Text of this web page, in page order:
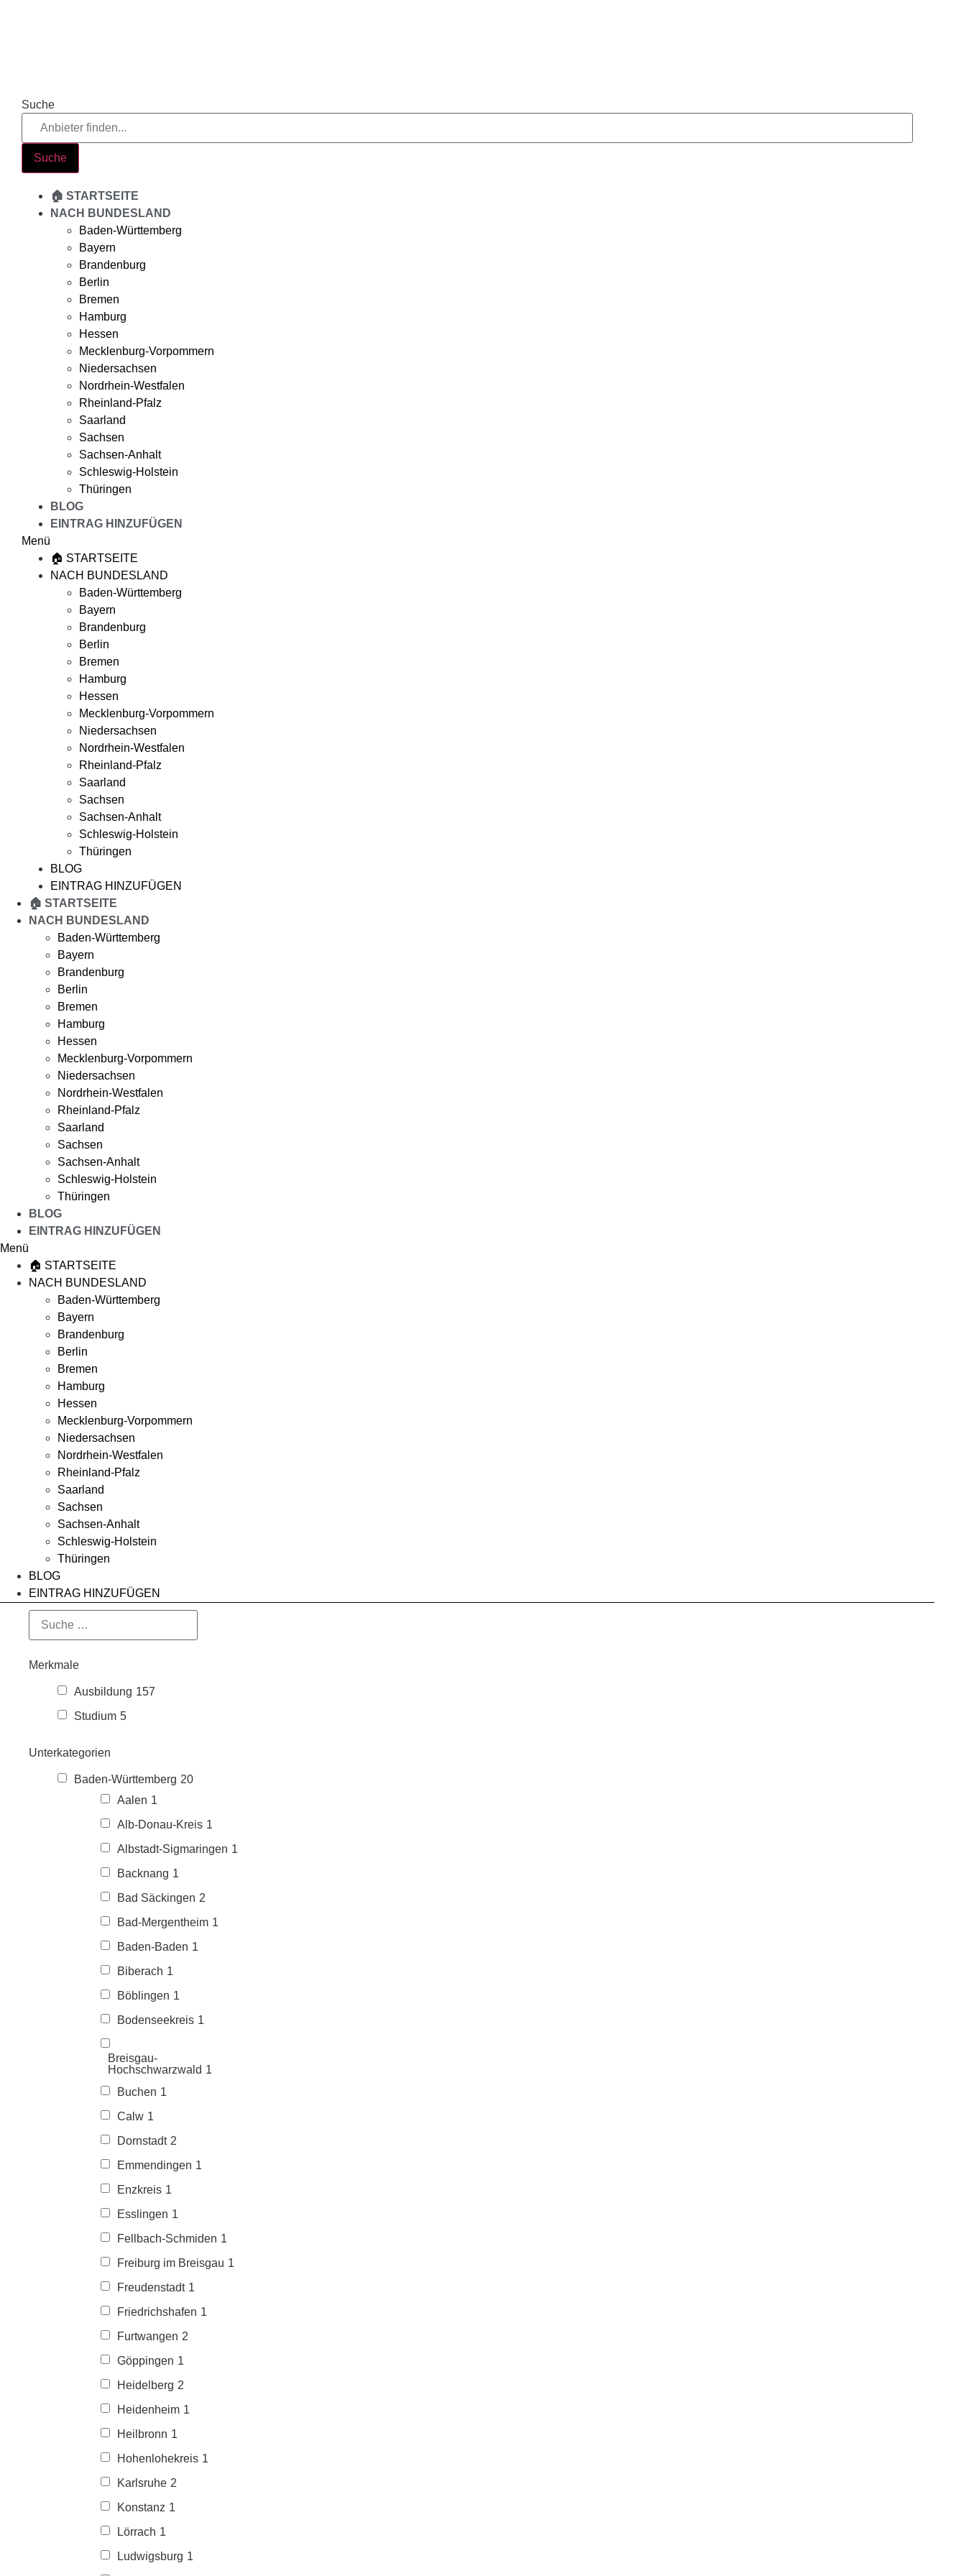
Suche
Suche
🏠 STARTSEITE
NACH BUNDESLAND
Baden-Württemberg
Bayern
Brandenburg
Berlin
Bremen
Hamburg
Hessen
Mecklenburg-Vorpommern
Niedersachsen
Nordrhein-Westfalen
Rheinland-Pfalz
Saarland
Sachsen
Sachsen-Anhalt
Schleswig-Holstein
Thüringen
BLOG
EINTRAG HINZUFÜGEN
Menü
🏠 STARTSEITE
NACH BUNDESLAND
Baden-Württemberg
Bayern
Brandenburg
Berlin
Bremen
Hamburg
Hessen
Mecklenburg-Vorpommern
Niedersachsen
Nordrhein-Westfalen
Rheinland-Pfalz
Saarland
Sachsen
Sachsen-Anhalt
Schleswig-Holstein
Thüringen
BLOG
EINTRAG HINZUFÜGEN
🏠 STARTSEITE
NACH BUNDESLAND
Baden-Württemberg
Bayern
Brandenburg
Berlin
Bremen
Hamburg
Hessen
Mecklenburg-Vorpommern
Niedersachsen
Nordrhein-Westfalen
Rheinland-Pfalz
Saarland
Sachsen
Sachsen-Anhalt
Schleswig-Holstein
Thüringen
BLOG
EINTRAG HINZUFÜGEN
Menü
🏠 STARTSEITE
NACH BUNDESLAND
Baden-Württemberg
Bayern
Brandenburg
Berlin
Bremen
Hamburg
Hessen
Mecklenburg-Vorpommern
Niedersachsen
Nordrhein-Westfalen
Rheinland-Pfalz
Saarland
Sachsen
Sachsen-Anhalt
Schleswig-Holstein
Thüringen
BLOG
EINTRAG HINZUFÜGEN
Merkmale
Ausbildung 157
Studium 5
Unterkategorien
Baden-Württemberg 20
Aalen 1
Alb-Donau-Kreis 1
Albstadt-Sigmaringen 1
Backnang 1
Bad Säckingen 2
Bad-Mergentheim 1
Baden-Baden 1
Biberach 1
Böblingen 1
Bodenseekreis 1
Breisgau-
Hochschwarzwald 1
Buchen 1
Calw 1
Dornstadt 2
Emmendingen 1
Enzkreis 1
Esslingen 1
Fellbach-Schmiden 1
Freiburg im Breisgau 1
Freudenstadt 1
Friedrichshafen 1
Furtwangen 2
Göppingen 1
Heidelberg 2
Heidenheim 1
Heilbronn 1
Hohenlohekreis 1
Karlsruhe 2
Konstanz 1
Lörrach 1
Ludwigsburg 1